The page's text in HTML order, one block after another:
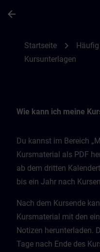
arrow_back
Startseite chevron_right
Kursunterlagen
Wie kann ich meine
Du kannst im Bereich
Kursmaterial als PDF
ab dem dritten
bis ein Jahr nach
Nach dem Kursende
Kursmaterial mit den
Notizen herunterladen.
Tage nach Ende des